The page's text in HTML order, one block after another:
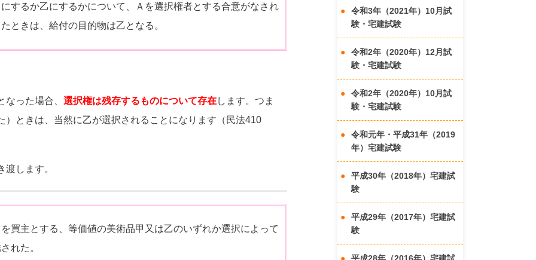
するか乙にするかについて、Ａを選択権者とする合意がなされ
ときは、給付の目的物は乙となる。
なった場合、 選択権は残存するものについて存在します。つま
）ときは、当然に乙が選択されることになります（民法410
します。
買主とする、等価値の美術品甲又は乙のいずれか選択によって
れた。
令和3年（2021年）10月試
験・宅建試験
令和2年（2020年）12月試
験・宅建試験
令和2年（2020年）10月試
験・宅建試験
令和元年・平成31年（2019
年）宅建試験
平成30年（2018年）宅建試
験
平成29年（2017年）宅建試
験